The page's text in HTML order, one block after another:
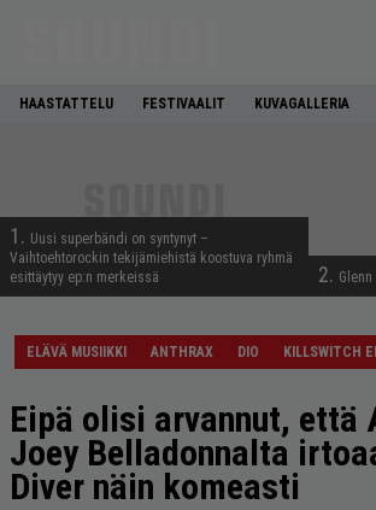
HAASTATTELU FESTIVAALIT KUVAGALLERIA
1. Uusi superbändi on syntynyt –
Vaihtoehtorockin tekijämiehistä koostuva ryhmä
esittäytyy ep:n merkeissä
2.
ELÄVÄ MUSIIKKI ANTHRAX DIO KILLSWITCH
Eipä olisi arvannut, että
Joey Belladonnalta
Diver näin komeasti